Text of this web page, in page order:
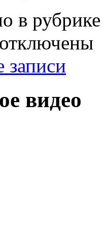
в
видео